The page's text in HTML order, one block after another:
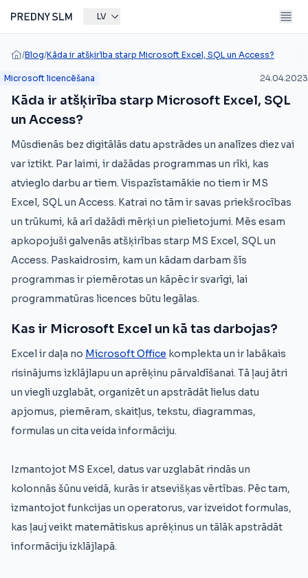
LV
/Blog/Kāda ir atšķirība starp Microsoft Excel, SQL un Access?
Microsoft licencēšana 24.04.2023
Kāda ir atšķirība starp Microsoft Excel, SQL
un Access?
Mūsdienās bez digitālās datu apstrādes un analīzes diez vai
var iztikt. Par laimi, ir dažādas programmas un rīki, kas
atvieglo darbu ar tiem. Vispazīstamākie no tiem ir MS
Excel, SQL un Access. Katrai no tām ir savas priekšrocības
un trūkumi, kā arī dažādi mērķi un pielietojumi. Mēs esam
apkopojuši galvenās atšķirības starp MS Excel, SQL un
Access. Paskaidrosim, kam un kādam darbam šīs
programmas ir piemērotas un kāpēc ir svarīgi, lai
programmatūras licences būtu legālas.
Kas ir Microsoft Excel un kā tas darbojas?
Excel ir daļa no Microsoft Office komplekta un ir labākais
risinājums izklājlapu un aprēķinu pārvaldīšanai. Tā ļauj ātri
un viegli uzglabāt, organizēt un apstrādāt lielus datu
apjomus, piemēram, skaitļus, tekstu, diagrammas,
formulas un cita veida informāciju.
Izmantojot MS Excel, datus var uzglabāt rindās un
kolonnās šūnu veidā, kurās ir atsevišķas vērtības. Pēc tam,
izmantojot funkcijas un operatorus, var izveidot formulas,
kas ļauj veikt matemātiskus aprēķinus un tālāk apstrādāt
informāciju izklājlapā.